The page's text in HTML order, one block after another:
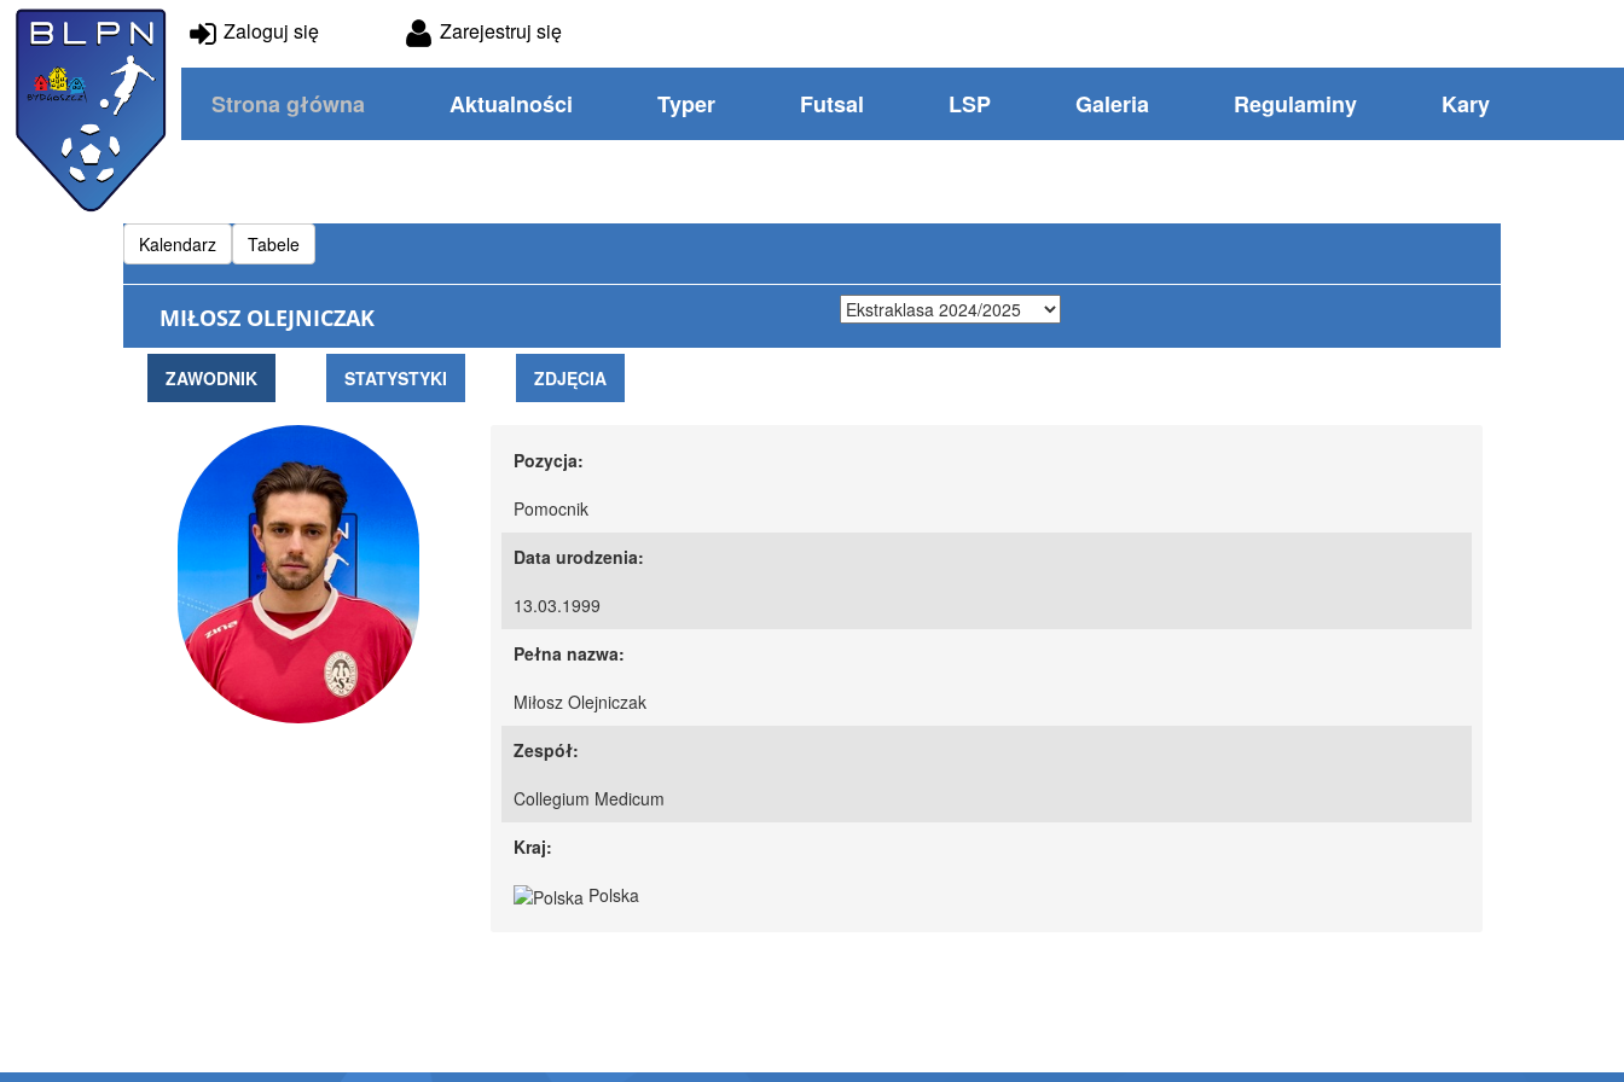
Zaloguj się Zarejestruj się
Strona główna Aktualności Typer Futsal LSP Galeria Regulaminy Kary
Kalendarz Tabele
MIŁOSZ OLEJNICZAK
ZAWODNIK STATYSTYKI ZDJĘCIA
Pozycja:
Pomocnik
Data urodzenia:
13.03.1999
Pełna nazwa:
Miłosz Olejniczak
Zespół:
Collegium Medicum
Kraj:
Polska